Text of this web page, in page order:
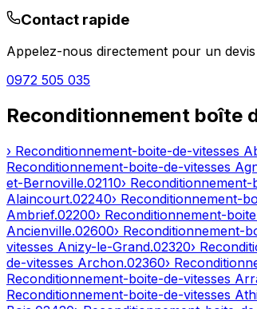
Contact rapide
Appelez-nous directement pour un
0972 505 035
Reconditionnement boîte
› Reconditionnement-boite-de-vitesses
Reconditionnement-boite-de-vitesses
et-Bernoville.02110›
Alaincourt.02240› Reconditionnement-
Ambrief.02200› Reconditionnement-
Ancienville.02600› Reconditionnement-
vitesses Anizy-le-Grand.02320›
de-vitesses Archon.02360›
Reconditionnement-boite-de-vitesses
Reconditionnement-boite-de-vitesses